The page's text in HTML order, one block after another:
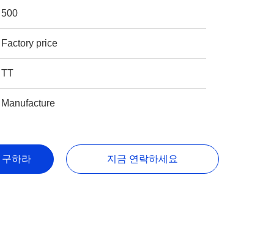
500
Factory price
TT
Manufacture
하라 지금 연락하세요